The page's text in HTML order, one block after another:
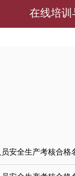
在线培训
安全生产考核合格